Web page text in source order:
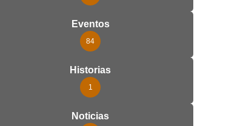
Eventos
84
Historias
1
Noticias